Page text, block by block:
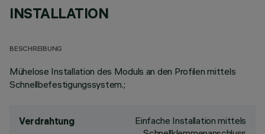
INSTALLATION
BESCHREIBUNG
Mühelose Installation des Moduls an den Profilen mittels
Schnellbefestigungssystem.;
Verdrahtung
Einfache Installation mittels